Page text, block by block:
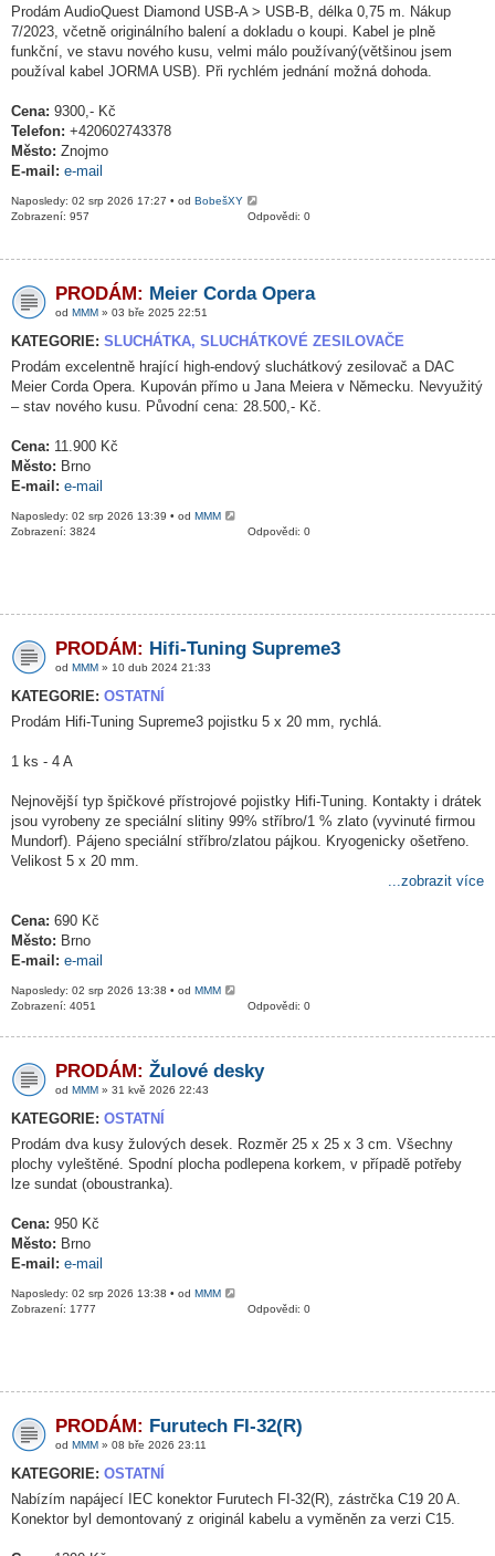
Prodám AudioQuest Diamond USB-A > USB-B, délka 0,75 m. Nákup
7/2023, včetně originálního balení a dokladu o koupi. Kabel je plně
funkční, ve stavu nového kusu, velmi málo používaný(většinou jsem
používal kabel JORMA USB). Při rychlém jednání možná dohoda.
Cena: 9300,- Kč
Telefon: +420602743378
Město: Znojmo
E-mail: e-mail
Naposledy: 02 srp 2026 17:27 • od BobešXY
Odpovědi: 0
Zobrazení: 957
PRODÁM: Meier Corda Opera
od MMM » 03 bře 2025 22:51
KATEGORIE: SLUCHÁTKA, SLUCHÁTKOVÉ ZESILOVAČE
Prodám excelentně hrající high-endový sluchátkový zesilovač a DAC
Meier Corda Opera. Kupován přímo u Jana Meiera v Německu. Nevyužitý
– stav nového kusu. Původní cena: 28.500,- Kč.
Cena: 11.900 Kč
Město: Brno
E-mail: e-mail
Naposledy: 02 srp 2026 13:39 • od MMM
Odpovědi: 0
Zobrazení: 3824
PRODÁM: Hifi-Tuning Supreme3
od MMM » 10 dub 2024 21:33
KATEGORIE: OSTATNÍ
Prodám Hifi-Tuning Supreme3 pojistku 5 x 20 mm, rychlá.
1 ks - 4 A
Nejnovější typ špičkové přístrojové pojistky Hifi-Tuning. Kontakty i drátek
jsou vyrobeny ze speciální slitiny 99% stříbro/1 % zlato (vyvinuté firmou
Mundorf). Pájeno speciální stříbro/zlatou pájkou. Kryogenicky ošetřeno.
Velikost 5 x 20 mm.
...zobrazit více
Cena: 690 Kč
Město: Brno
E-mail: e-mail
Naposledy: 02 srp 2026 13:38 • od MMM
Odpovědi: 0
Zobrazení: 4051
PRODÁM: Žulové desky
od MMM » 31 kvě 2026 22:43
KATEGORIE: OSTATNÍ
Prodám dva kusy žulových desek. Rozměr 25 x 25 x 3 cm. Všechny
plochy vyleštěné. Spodní plocha podlepena korkem, v případě potřeby
lze sundat (oboustranka).
Cena: 950 Kč
Město: Brno
E-mail: e-mail
Naposledy: 02 srp 2026 13:38 • od MMM
Odpovědi: 0
Zobrazení: 1777
PRODÁM: Furutech FI-32(R)
od MMM » 08 bře 2026 23:11
KATEGORIE: OSTATNÍ
Nabízím napájecí IEC konektor Furutech FI-32(R), zástrčka C19 20 A.
Konektor byl demontovaný z originál kabelu a vyměněn za verzi C15.